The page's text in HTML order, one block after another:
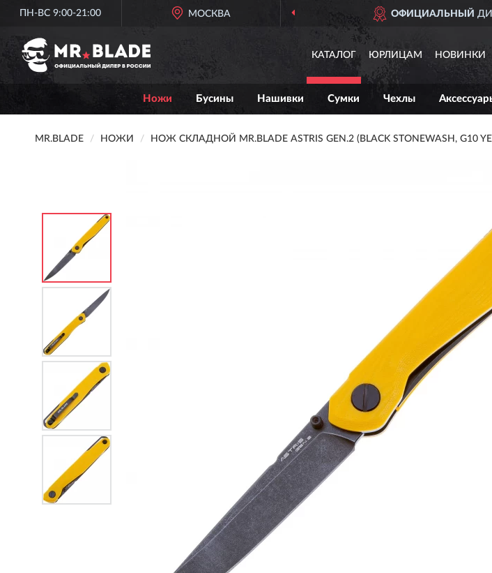
ПН-ВС 9:00-21:00 МОСКВА ОФИЦИАЛЬНЫЙ
КАТАЛОГ ЮРЛИЦАМ НОВИНКИ
Ножи Бусины Нашивки Сумки Чехлы
MR.BLADE НОЖИ НОЖ СКЛАДНОЙ MR.BLADE ASTRIS GEN.2 (BLACK STONEWASH, G10